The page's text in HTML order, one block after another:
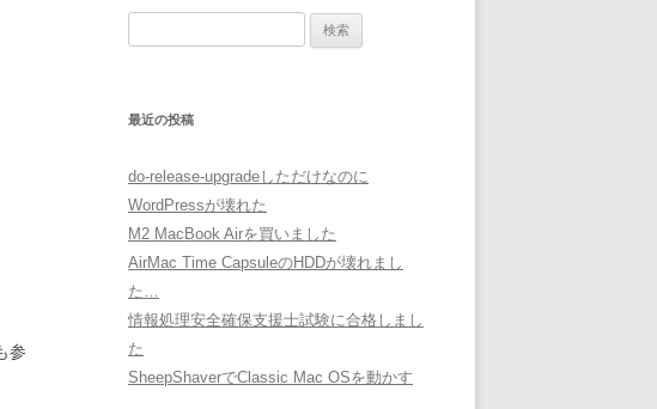
参
最近の投稿
do-release-upgradeしただけなのに
WordPressが壊れた
M2 MacBook Airを買いました
AirMac Time CapsuleのHDDが壊れまし
た…
情報処理安全確保支援士試験に合格しまし
た
SheepShaverでClassic Mac OSを動かす